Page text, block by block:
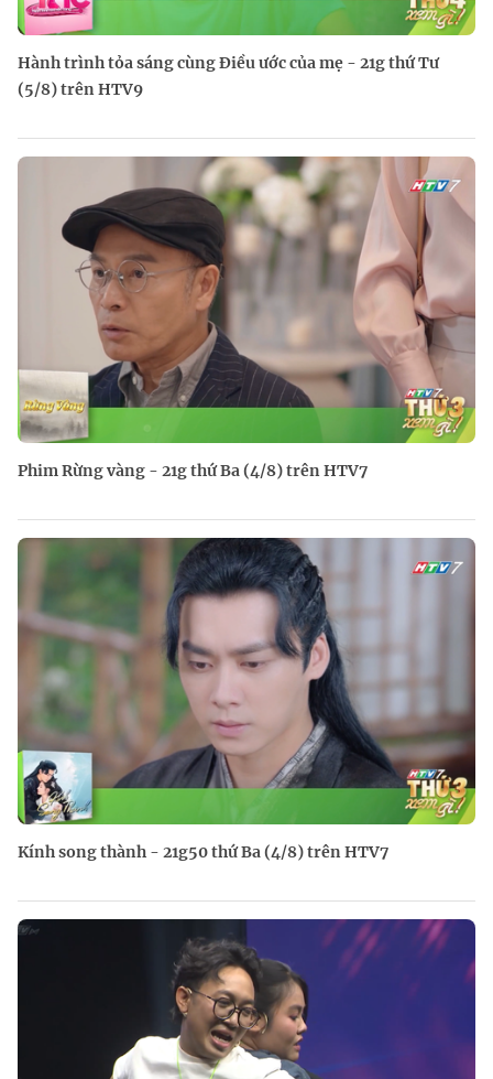
Hành trình tỏa sáng cùng Điều ước của mẹ - 21g thứ Tư
(5/8) trên HTV9
Phim Rừng vàng - 21g thứ Ba (4/8) trên HTV7
Kính song thành - 21g50 thứ Ba (4/8) trên HTV7